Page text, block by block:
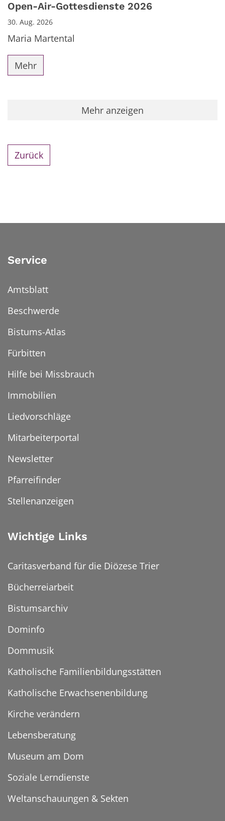
Open-Air-Gottesdienste 2026
30. Aug. 2026
Maria Martental
Mehr
Mehr anzeigen
Zurück
Service
Amtsblatt
Beschwerde
Bistums-Atlas
Fürbitten
Hilfe bei Missbrauch
Immobilien
Liedvorschläge
Mitarbeiterportal
Newsletter
Pfarreifinder
Stellenanzeigen
Wichtige Links
Caritasverband für die Diözese Trier
Bücherreiarbeit
Bistumsarchiv
Dominfo
Dommusik
Katholische Familienbildungsstätten
Katholische Erwachsenenbildung
Kirche verändern
Lebensberatung
Museum am Dom
Soziale Lerndienste
Weltanschauungen & Sekten